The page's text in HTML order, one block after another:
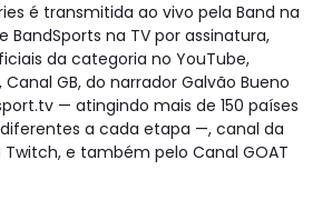
é transmitida ao vivo pela Band na
BandSports na TV por assinatura,
da categoria no YouTube,
Canal GB, do narrador Galvão Bueno
— atingindo mais de 150 países
a cada etapa —, canal da
Twitch, e também pelo Canal GOAT